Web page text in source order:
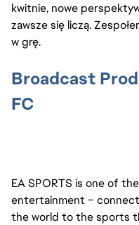
kwitnie, nowe
zawsze się liczą.
w grę.
Broadcast
FC
EA SPORTS is one of
entertainment –
the world to the sports